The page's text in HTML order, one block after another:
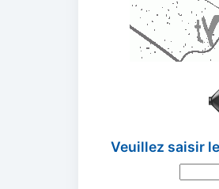
Veuillez saisir